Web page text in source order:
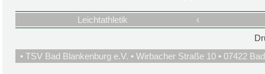
Leichtathletik
‹
• TSV Bad Blankenburg e.V. • Wirbacher Straße 10 • 07422